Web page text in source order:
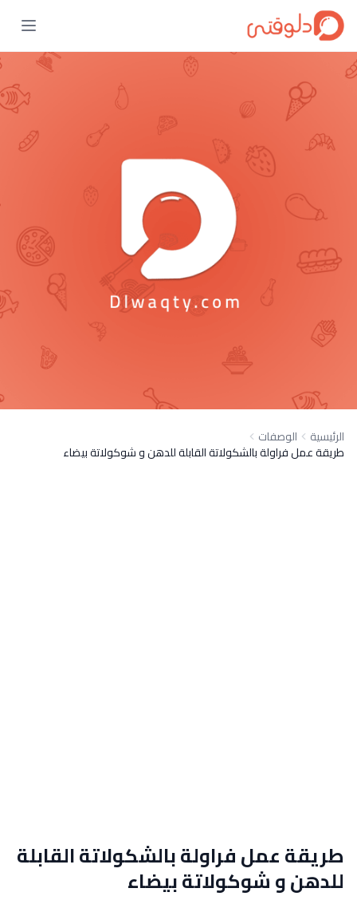
الرئيسية الوصفات
طريقة عمل فراولة بالشكولاتة القابلة للدهن و شوكولاتة بيضاء
طريقة عمل فراولة بالشكولاتة القابلة
للدهن و شوكولاتة بيضاء